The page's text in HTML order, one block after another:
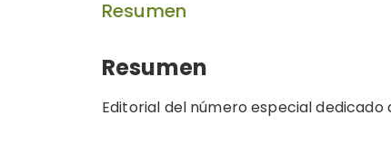
Resumen
Resumen
Editorial del número especial dedicado